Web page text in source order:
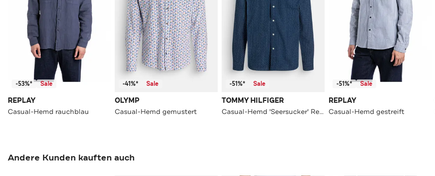
-53%* Sale
REPLAY
Casual-Hemd rauchblau
-41%* Sale
OLYMP
Casual-Hemd gemustert
-51%* Sale
TOMMY HILFIGER
Casual-Hemd 'Seersucker' Regular Fit
-51%* Sale
REPLAY
Casual-Hemd gestreift
Andere Kunden kauften auch